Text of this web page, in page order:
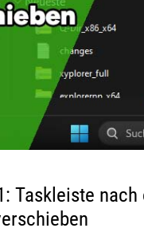
Taskleiste